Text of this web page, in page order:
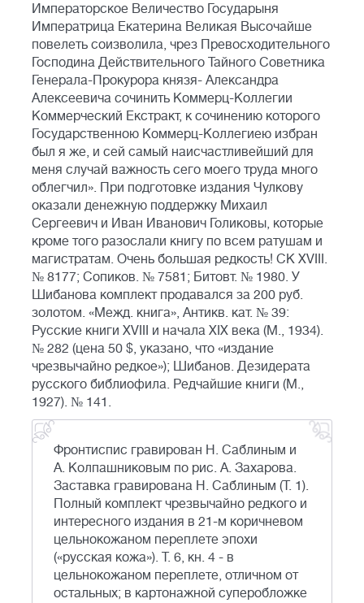
Императорское Величество Государыня
Императрица Екатерина Великая Высочайше
повелеть соизволила, чрез Превосходительного
Господина Действительного Тайного Советника
Генерала-Прокурора князя- Александра
Алексеевича сочинить Коммерц-Коллегии
Коммерческий Екстракт, к сочинению которого
Государственною Коммерц-Коллегиею избран
был я же, и сей самый наисчастливейший для
меня случай важность сего моего труда много
облегчил». При подготовке издания Чулкову
оказали денежную поддержку Михаил
Сергеевич и Иван Иванович Голиковы, которые
кроме того разослали книгу по всем ратушам и
магистратам. Очень большая редкость! СК XVIII.
№ 8177; Сопиков. № 7581; Битовт. № 1980. У
Шибанова комплект продавался за 200 руб.
золотом. «Межд. книга», Антикв. кат. № 39:
Русские книги XVIII и начала XIX века (М., 1934).
№ 282 (цена 50 $, указано, что «издание
чрезвычайно редкое»); Шибанов. Дезидерата
русского библиофила. Редчайшие книги (М.,
1927). № 141.
Фронтиспис гравирован Н. Саблиным и
А. Колпашниковым по рис. А. Захарова.
Заставка гравирована Н. Саблиным (Т. 1).
Полный комплект чрезвычайно редкого и
интересного издания в 21-м коричневом
цельнокожаном переплете эпохи
(«русская кожа»). Т. 6, кн. 4 - в
цельнокожаном переплете, отличном от
остальных; в картонажной суперобложке